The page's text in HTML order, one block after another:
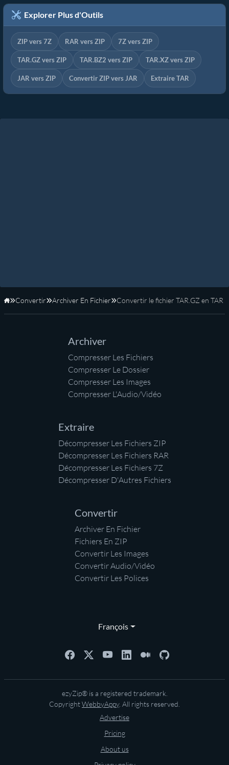
Explorer Plus d'Outils
ZIP vers 7Z RAR vers ZIP 7Z vers ZIP
TAR.GZ vers ZIP TAR.BZ2 vers ZIP TAR.XZ vers ZIP
JAR vers ZIP Convertir ZIP vers JAR Extraire TAR
Accueil
Convertir Archiver En Fichier Convertir le fichier TAR.GZ en TAR
Archiver
Compresser Les Fichiers
Compresser Le Dossier
Compresser Les Images
Compresser L'Audio/Vidéo
Extraire
Décompresser Les Fichiers ZIP
Décompresser Les Fichiers RAR
Décompresser Les Fichiers 7Z
Décompresser D'Autres Fichiers
Convertir
Archiver En Fichier
Fichiers En ZIP
Convertir Les Images
Convertir Audio/Vidéo
Convertir Les Polices
François
ezyZip® is a registered trademark.
CopyrightWebbyAppy. All rights reserved.
Advertise
Pricing
About us